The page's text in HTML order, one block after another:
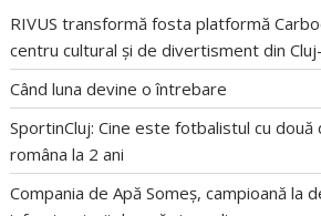
RIVUS transformă fosta platformă
centru cultural și de divertisment din
Când luna devine o întrebare
SportinCluj: Cine este fotbalistul cu
româna la 2 ani
Compania de Apă Someș, campioană la